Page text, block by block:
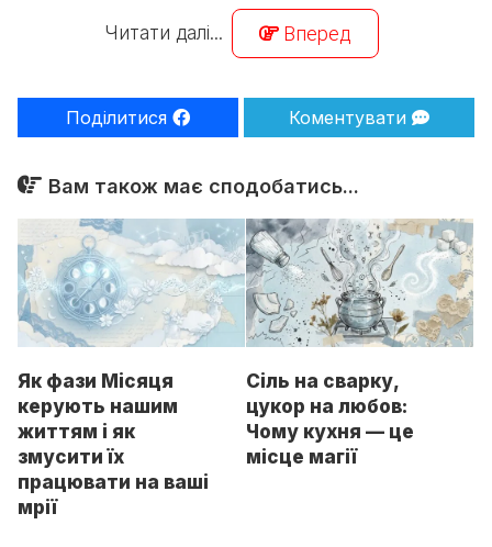
Читати далі... Вперед
Поділитися Коментувати
Вам також має сподобатись...
Як фази Місяця
керують нашим
життям і як
змусити їх
працювати на ваші
мрії
Сіль на сварку,
цукор на любов:
Чому кухня — це
місце магії